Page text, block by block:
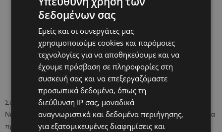
Σύμφωνα με ανάρτηση των Μελών της Μονάδας Εντατικής
Νεογνών στο Facebook, στο νεογνό χορηγήθηκε, κάτι που έγινε για
πρώτη φορά στην Κύπρο, μονοξείδιο του αζώτου (ΝΟ).
δεδομένων σας
Εμείς και οι συνεργάτες μας
χρησιμοποιούμε cookies και παρόμοιες
τεχνολογίες για να αποθηκεύουμε και να
έχουμε πρόσβαση σε πληροφορίες στη
συσκευή σας και να επεξεργαζόμαστε
προσωπικά δεδομένα, όπως τη
διεύθυνση IP σας, μοναδικά
αναγνωριστικά και δεδομένα περιήγησης,
για εξατομικευμένες διαφημίσεις και